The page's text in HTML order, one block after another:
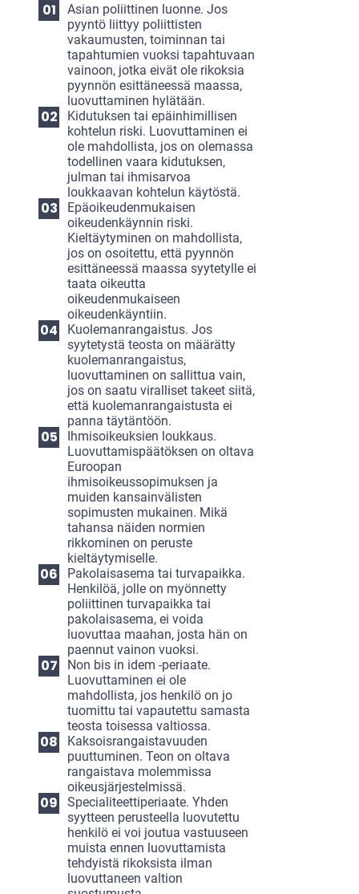
Asian poliittinen luonne. Jos
pyyntö liittyy poliittisten
vakaumusten, toiminnan tai
tapahtumien vuoksi tapahtuvaan
vainoon, jotka eivät ole rikoksia
pyynnön esittäneessä maassa,
luovuttaminen hylätään.
Kidutuksen tai epäinhimillisen
kohtelun riski. Luovuttaminen ei
ole mahdollista, jos on olemassa
todellinen vaara kidutuksen,
julman tai ihmisarvoa
loukkaavan kohtelun käytöstä.
Epäoikeudenmukaisen
oikeudenkäynnin riski.
Kieltäytyminen on mahdollista,
jos on osoitettu, että pyynnön
esittäneessä maassa syytetylle ei
taata oikeutta
oikeudenmukaiseen
oikeudenkäyntiin.
Kuolemanrangaistus. Jos
syytetystä teosta on määrätty
kuolemanrangaistus,
luovuttaminen on sallittua vain,
jos on saatu viralliset takeet siitä,
että kuolemanrangaistusta ei
panna täytäntöön.
Ihmisoikeuksien loukkaus.
Luovuttamispäätöksen on oltava
Euroopan
ihmisoikeussopimuksen ja
muiden kansainvälisten
sopimusten mukainen. Mikä
tahansa näiden normien
rikkominen on peruste
kieltäytymiselle.
Pakolaisasema tai turvapaikka.
Henkilöä, jolle on myönnetty
poliittinen turvapaikka tai
pakolaisasema, ei voida
luovuttaa maahan, josta hän on
paennut vainon vuoksi.
Non bis in idem -periaate.
Luovuttaminen ei ole
mahdollista, jos henkilö on jo
tuomittu tai vapautettu samasta
teosta toisessa valtiossa.
Kaksoisrangaistavuuden
puuttuminen. Teon on oltava
rangaistava molemmissa
oikeusjärjestelmissä.
Specialiteettiperiaate. Yhden
syytteen perusteella luovutettu
henkilö ei voi joutua vastuuseen
muista ennen luovuttamista
tehdyistä rikoksista ilman
luovuttaneen valtion